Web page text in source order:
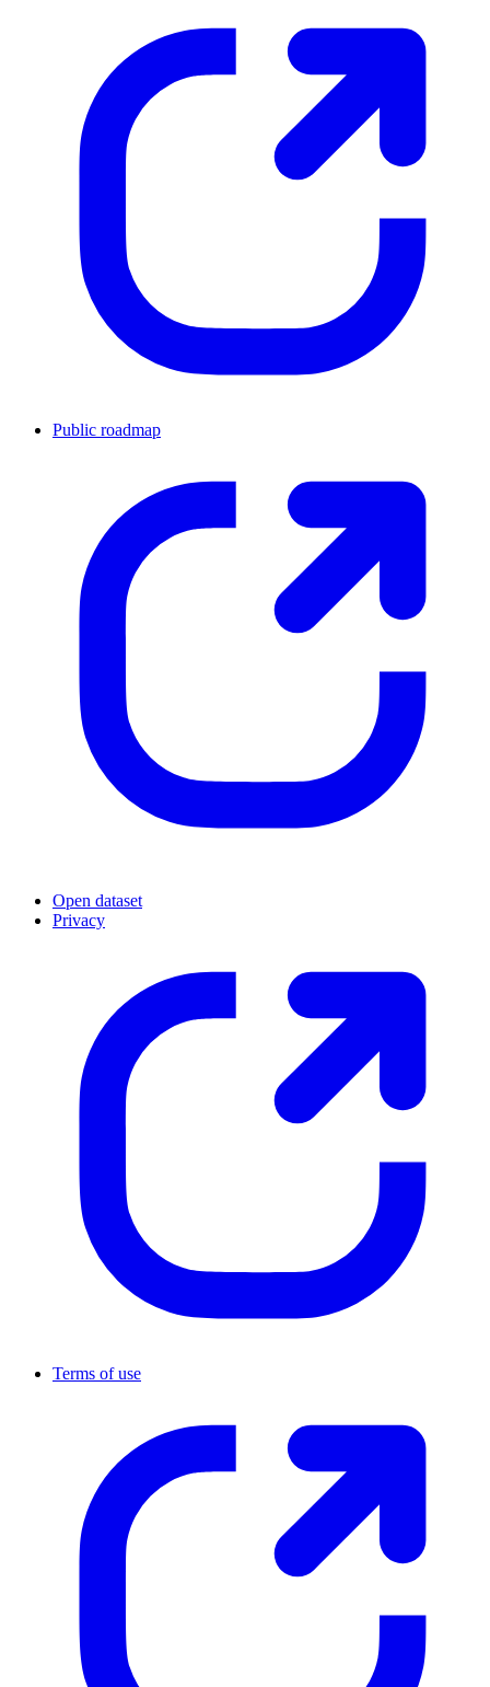
Public roadmap
Open dataset
Privacy
Terms of use